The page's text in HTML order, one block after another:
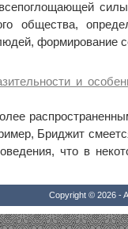
общества,
формирование
и
Бриджит
что в
Copyright © 2026 -